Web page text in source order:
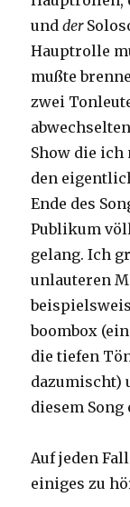
undder
Hauptrolle
mußte
zwei
Show die ich
den
Ende des
Publikum
gelang. Ich
unlauteren
boombox
die tiefen
dazumischt)
diesem Song
Auf jeden
einiges zu